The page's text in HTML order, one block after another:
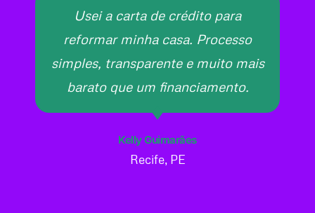
Usei a carta de crédito para
reformar minha casa. Processo
simples, transparente e muito mais
barato que um financiamento.
Kelly Guimarães
Recife, PE